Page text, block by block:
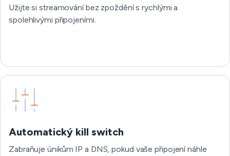
Užijte si streamování bez zpoždění s rychlými a
spolehlivými připojeními.
Automatický kill switch
Zabraňuje únikům IP a DNS, pokud vaše připojení náhle